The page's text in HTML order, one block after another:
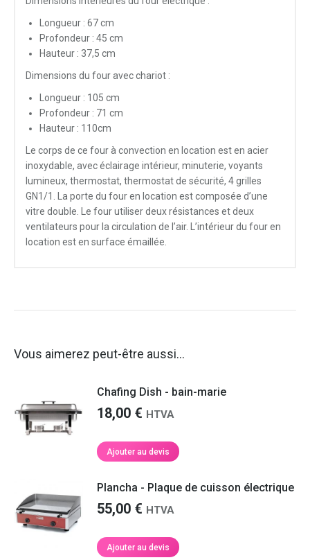
Longueur : 67 cm
Profondeur : 45 cm
Hauteur : 37,5 cm
Dimensions du four avec chariot :
Longueur : 105 cm
Profondeur : 71 cm
Hauteur : 110cm
Le corps de ce four à convection en location est en acier
inoxydable, avec éclairage intérieur, minuterie, voyants
lumineux, thermostat, thermostat de sécurité, 4 grilles
GN1/1. La porte du four en location est composée d’une
vitre double. Le four utiliser deux résistances et deux
ventilateurs pour la circulation de l’air. L’intérieur du four en
location est en surface émaillée.
Vous aimerez peut-être aussi…
Chafing Dish - bain-marie
18,00 € HTVA
Ajouter au devis
Plancha - Plaque de cuisson électrique
55,00 € HTVA
Ajouter au devis